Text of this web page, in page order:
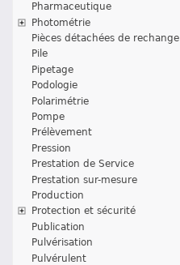
Pharmaceutique
Photométrie
Pièces détachées de rechange
Pile
Pipetage
Podologie
Polarimétrie
Pompe
Prélèvement
Pression
Prestation de Service
Prestation sur-mesure
Production
Protection et sécurité
Publication
Pulvérisation
Pulvérulent